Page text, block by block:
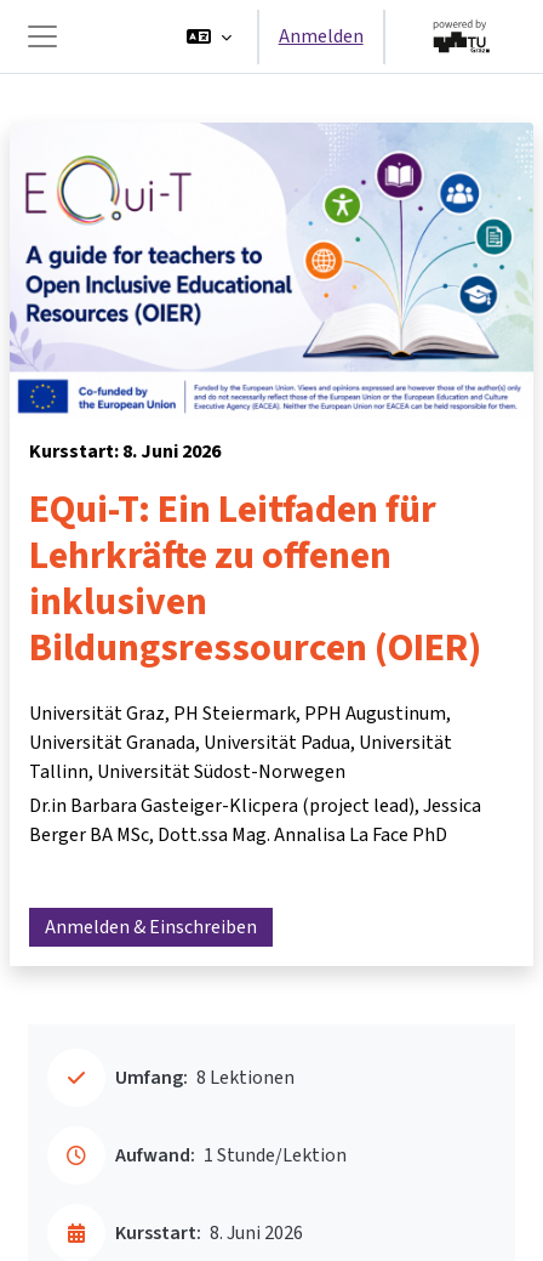
Website-Übersicht
Anmelden
Kursstart: 8. Juni 2026
EQui-T: Ein Leitfaden für
Lehrkräfte zu offenen
inklusiven
Bildungsressourcen (OIER)
Universität Graz, PH Steiermark, PPH Augustinum,
Universität Granada, Universität Padua, Universität
Tallinn, Universität Südost-Norwegen
Dr.in Barbara Gasteiger-Klicpera (project lead) Jessica
Berger BA MSc Dott.ssa Mag. Annalisa La Face PhD
Anmelden & Einschreiben
Umfang: 8 Lektionen
Aufwand: 1 Stunde/Lektion
Kursstart: 8. Juni 2026